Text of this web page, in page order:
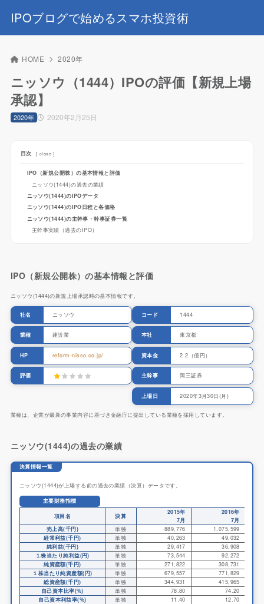
IPOブログで始めるスマホ投資術
HOME 2020年
ニッソウ（1444）IPOの評価【新規上場
承認】
2020年 2020年2月25日
目次 [ close ]
IPO（新規公開株）の基本情報と評価
ニッソウ(1444)の過去の業績
ニッソウ(1444)のIPOデータ
ニッソウ(1444)のIPO日程と各価格
ニッソウ(1444)の主幹事・幹事証券一覧
主幹事実績（過去のIPO）
IPO（新規公開株）の基本情報と評価
ニッソウ(1444)の新規上場承認時の基本情報です。
社名 ニッソウ
業種 建設業
HP reform-nisso.co.jp/
評価
コード 1444
本社 東京都
資本金 2.2（億円）
主幹事 岡三証券
上場日 2020年3月30日(月)
業種は、企業が最新の事業内容に基づき金融庁に提出している業種を採用しています。
ニッソウ(1444)の過去の業績
決算情報一覧
ニッソウ(1444)が上場する前の過去の業績（決算）データです。
主要財務指標
項目名
決算
2015年
7月
2016年
7月
売上高(千円)
単独 889,776
1,075,599
経常利益(千円)
単独 40,263
49,032
純利益(千円)
単独 29,417
36,908
１株当たり純利益(円)
単独 73,544
92,272
純資産額(千円)
単独 271,822
308,731
１株当たり純資産額(円)
単独 679,557
771,829
総資産額(千円)
単独 344,931
415,965
自己資本比率(%)
単独 78.80
74.20
自己資本利益率(%)
単独 11.40 12.70